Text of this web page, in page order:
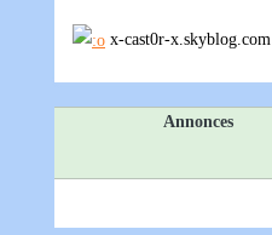
x-cast0r-x.skyblog.com
Annonces